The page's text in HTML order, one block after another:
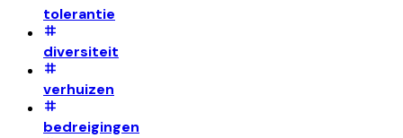
tolerantie
diversiteit
verhuizen
bedreigingen